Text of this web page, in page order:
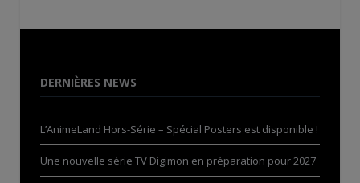
DERNIÈRES NEWS
L’AnimeLand Hors-Série – Spécial Posters est disponible !
Une nouvelle série TV Digimon en préparation pour 2027